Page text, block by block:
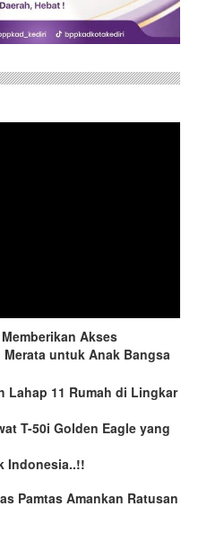
Akses
untuk Anak Bangsa
Lahap 11 Rumah di Lingkar
T-50i Golden Eagle yang
Indonesia..!!
Pamtas Amankan Ratusan